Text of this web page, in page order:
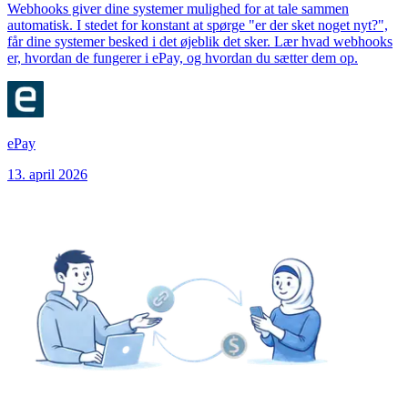
Webhooks giver dine systemer mulighed for at tale sammen
automatisk. I stedet for konstant at spørge "er der sket noget nyt?",
får dine systemer besked i det øjeblik det sker. Lær hvad webhooks
er, hvordan de fungerer i ePay, og hvordan du sætter dem op.
ePay
13. april 2026